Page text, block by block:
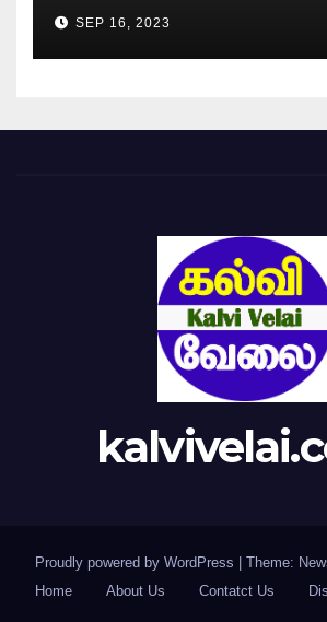
SEP 16, 2023
Proudly powered by WordPress | Theme:
Home
About Us Contatct Us